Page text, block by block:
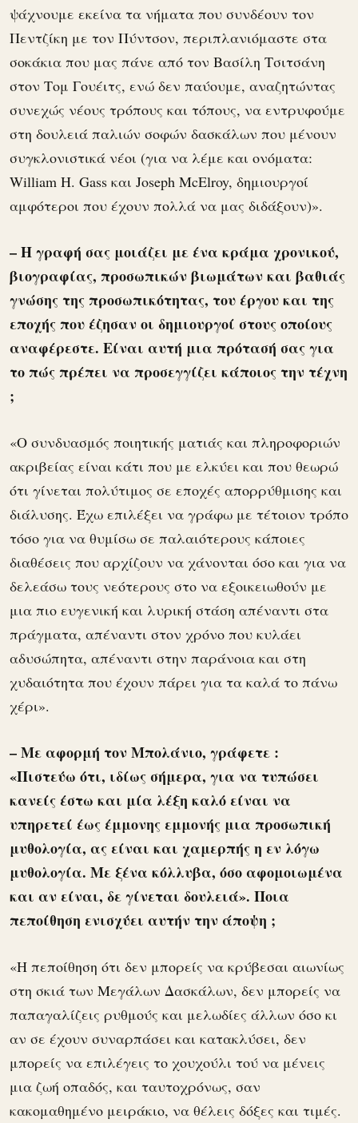
ψάχνουμε εκείνα τα νήματα που συνδέουν τον
Πεντζίκη με τον Πύντσον, περιπλανιόμαστε στα
σοκάκια που μας πάνε από τον Βασίλη Τσιτσάνη
στον Τομ Γουέιτς, ενώ δεν παύουμε, αναζητώντας
συνεχώς νέους τρόπους και τόπους, να εντρυφούμε
στη δουλειά παλιών σοφών δασκάλων που μένουν
συγκλονιστικά νέοι (για να λέμε και ονόματα:
William H. Gass και Joseph McElroy, δημιουργοί
αμφότεροι που έχουν πολλά να μας διδάξουν)».
– Η γραφή σας μοιάζει με ένα κράμα χρονικού,
βιογραφίας, προσωπικών βιωμάτων και βαθιάς
γνώσης της προσωπικότητας, του έργου και της
εποχής που έζησαν οι δημιουργοί στους οποίους
αναφέρεστε. Είναι αυτή μια πρότασή σας για
το πώς πρέπει να προσεγγίζει κάποιος την τέχνη
;
«Ο συνδυασμός ποιητικής ματιάς και πληροφοριών
ακριβείας είναι κάτι που με ελκύει και που θεωρώ
ότι γίνεται πολύτιμος σε εποχές απορρύθμισης και
διάλυσης. Έχω επιλέξει να γράφω με τέτοιον τρόπο
τόσο για να θυμίσω σε παλαιότερους κάποιες
διαθέσεις που αρχίζουν να χάνονται όσο και για να
δελεάσω τους νεότερους στο να εξοικειωθούν με
μια πιο ευγενική και λυρική στάση απέναντι στα
πράγματα, απέναντι στον χρόνο που κυλάει
αδυσώπητα, απέναντι στην παράνοια και στη
χυδαιότητα που έχουν πάρει για τα καλά το πάνω
χέρι».
– Με αφορμή τον Μπολάνιο, γράφετε :
«Πιστεύω ότι, ιδίως σήμερα, για να τυπώσει
κανείς έστω και μία λέξη καλό είναι να
υπηρετεί έως έμμονης εμμονής μια προσωπική
μυθολογία, ας είναι και χαμερπής η εν λόγω
μυθολογία. Με ξένα κόλλυβα, όσο αφομοιωμένα
και αν είναι, δε γίνεται δουλειά». Ποια
πεποίθηση ενισχύει αυτήν την άποψη ;
«Η πεποίθηση ότι δεν μπορείς να κρύβεσαι αιωνίως
στη σκιά των Μεγάλων Δασκάλων, δεν μπορείς να
παπαγαλίζεις ρυθμούς και μελωδίες άλλων όσο κι
αν σε έχουν συναρπάσει και κατακλύσει, δεν
μπορείς να επιλέγεις το χουχούλι τού να μένεις
μια ζωή οπαδός, και ταυτοχρόνως, σαν
κακομαθημένο μειράκιο, να θέλεις δόξες και τιμές.